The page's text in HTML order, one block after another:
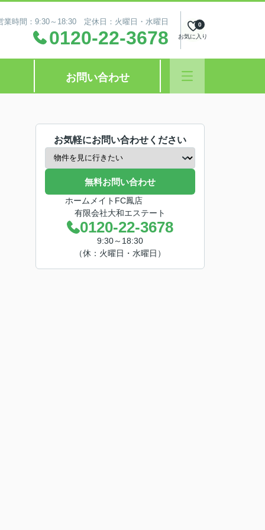
業時間：9:30～18:30 定休日：火曜日・水曜日
0120-22-3678 お気に入り
0
お問い合わせ
お気軽にお問い合わせください
無料お問い合わせ
ホームメイトFC鳳店
有限会社大和エステート
0120-22-3678
9:30～18:30
（休：火曜日・水曜日）